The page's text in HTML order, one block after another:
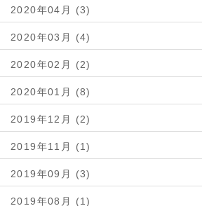
2020年04月 (3)
2020年03月 (4)
2020年02月 (2)
2020年01月 (8)
2019年12月 (2)
2019年11月 (1)
2019年09月 (3)
2019年08月 (1)